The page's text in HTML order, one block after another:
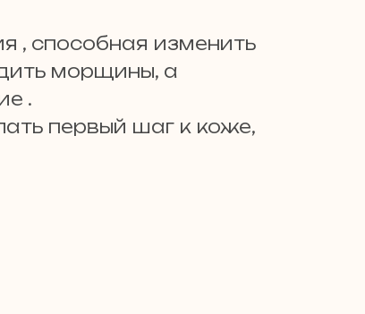
, способная изменить
морщины, а
.
первый шаг к коже,